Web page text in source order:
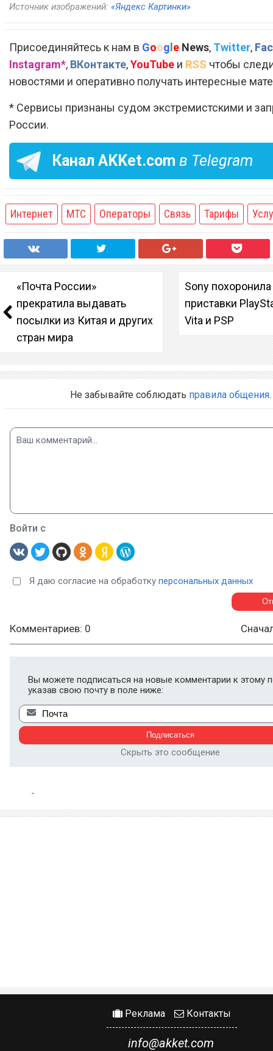
Источник изображений: «Яндекс Картинки»
Присоединяйтесь к нам в Google News, Twitter,
Instagram*, ВКонтакте,YouTube и RSS чтобы
новостями и оперативно получать интересные
* Сервисы признаны судом экстремистскими и
России.
Канал AKKet.com в Telegram
Интернет МТС Операторы Связь Тарифы
«Почта России»
прекратила выдавать
посылки из Китая и других
стран мира
Sony
приставки
Vita и PSP
Не забывайте соблюдать правила общения.
Войти с
Я даю согласие на обработку персональных данных
Комментариев: 0
Вы можете подписаться на новые комментарии к этому
указав свою почту в поле ниже:
Скрыть это сообщение
Реклама Контакты
info@akket.com